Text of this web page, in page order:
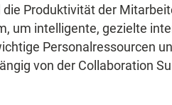
Produktivität der
um intelligente, gezielte
Personalressourcen
von der Collaboration